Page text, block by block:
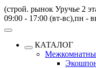
(строй. рынок Уручье 2
09:00 - 17:00 (вт-вс),пн -
КАТАЛОГ